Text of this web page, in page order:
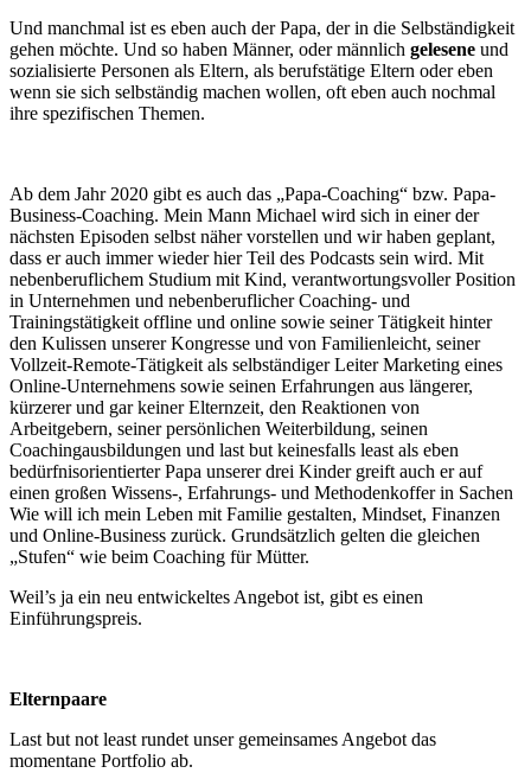
Und manchmal ist es eben auch der Papa, der in die Selbständigkeit
gehen möchte. Und so haben Männer, oder männlich gelesene und
sozialisierte Personen als Eltern, als berufstätige Eltern oder eben
wenn sie sich selbständig machen wollen, oft eben auch nochmal
ihre spezifischen Themen.
Ab dem Jahr 2020 gibt es auch das „Papa-Coaching“ bzw. Papa-
Business-Coaching. Mein Mann Michael wird sich in einer der
nächsten Episoden selbst näher vorstellen und wir haben geplant,
dass er auch immer wieder hier Teil des Podcasts sein wird. Mit
nebenberuflichem Studium mit Kind, verantwortungsvoller Position
in Unternehmen und nebenberuflicher Coaching- und
Trainingstätigkeit offline und online sowie seiner Tätigkeit hinter
den Kulissen unserer Kongresse und von Familienleicht, seiner
Vollzeit-Remote-Tätigkeit als selbständiger Leiter Marketing eines
Online-Unternehmens sowie seinen Erfahrungen aus längerer,
kürzerer und gar keiner Elternzeit, den Reaktionen von
Arbeitgebern, seiner persönlichen Weiterbildung, seinen
Coachingausbildungen und last but keinesfalls least als eben
bedürfnisorientierter Papa unserer drei Kinder greift auch er auf
einen großen Wissens-, Erfahrungs- und Methodenkoffer in Sachen
Wie will ich mein Leben mit Familie gestalten, Mindset, Finanzen
und Online-Business zurück. Grundsätzlich gelten die gleichen
„Stufen“ wie beim Coaching für Mütter.
Weil’s ja ein neu entwickeltes Angebot ist, gibt es einen
Einführungspreis.
Elternpaare
Last but not least rundet unser gemeinsames Angebot das
momentane Portfolio ab.